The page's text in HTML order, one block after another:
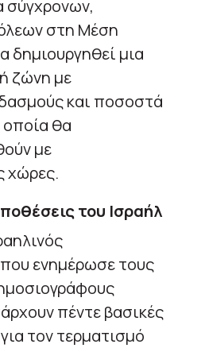
σύγχρονων,
στη Μέση
δημιουργηθεί μια
ζώνη με
και ποσοστά
θα
με
χώρες.
του Ισραήλ
ενημέρωσε τους
πέντε βασικές
τον τερματισμό